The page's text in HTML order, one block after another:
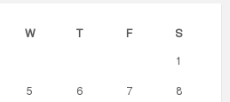
W T F S
1
5 6 7 8